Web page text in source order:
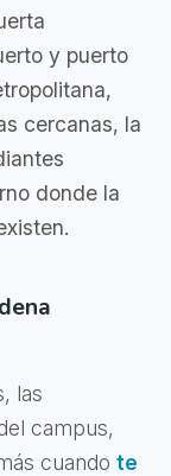
y puerto
cercanas, la
donde la
las
campus,
cuandote